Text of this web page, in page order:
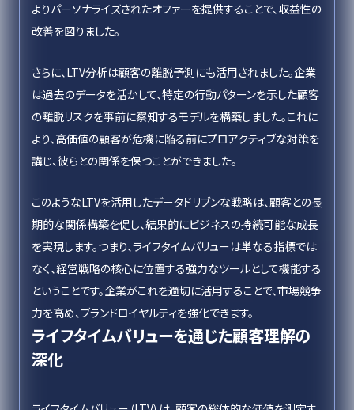
よりパーソナライズされたオファーを提供することで、収益性の
改善を図りました。
さらに、LTV分析は顧客の離脱予測にも活用されました。企業
は過去のデータを活かして、特定の行動パターンを示した顧客
の離脱リスクを事前に察知するモデルを構築しました。これに
より、高価値の顧客が危機に陥る前にプロアクティブな対策を
講じ、彼らとの関係を保つことができました。
このようなLTVを活用したデータドリブンな戦略は、顧客との長
期的な関係構築を促し、結果的にビジネスの持続可能な成長
を実現します。つまり、ライフタイムバリューは単なる指標では
なく、経営戦略の核心に位置する強力なツールとして機能する
ということです。企業がこれを適切に活用することで、市場競争
力を高め、ブランドロイヤルティを強化できます。
ライフタイムバリューを通じた顧客理解の
深化